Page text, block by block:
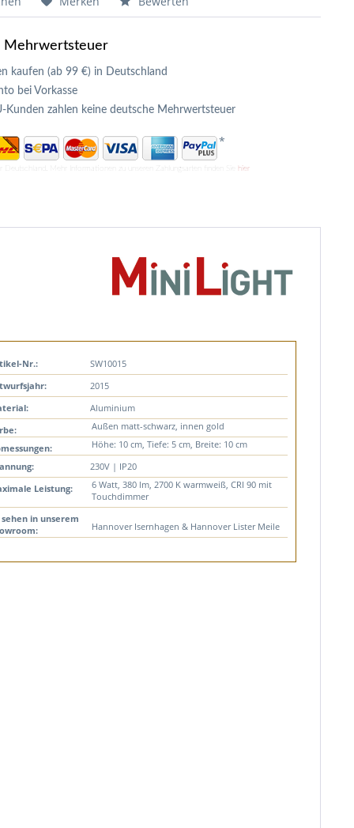
Mehrwertsteuer
kaufen (ab 99 €) in Deutschland
bei Vorkasse
Kunden zahlen keine deutsche Mehrwertsteuer
*
Deutschland. Mehr Informationen zu unseren Zahlungsarten finden Sie hier
Nr.:
SW10015
2015
Aluminium
Außen matt-schwarz, innen gold
Höhe: 10 cm, Tiefe: 5 cm, Breite: 10 cm
230V | IP20
Leistung:
6 Watt, 380 lm, 2700 K warmweiß, CRI 90 mit
Touchdimmer
sehen in unserem
Hannover Isernhagen & Hannover Lister Meile